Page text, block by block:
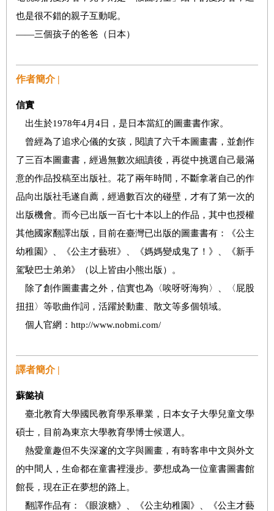
也是很不錯的親子互動呢。
——三個孩子的爸爸（日本）
作者簡介 |
信實
出生於1978年4月4日，是日本當紅的圖畫書作家。
曾經為了追求心儀的女孩，閱讀了六千本圖畫書，並創作
了三百本圖畫書，經過無數次細讀後，再從中挑選自己最滿
意的作品投稿至出版社。花了兩年時間，不斷拿著自己的作
品向出版社毛遂自薦，經過數百次的碰壁，才有了第一次的
出版機會。而今已出版一百七十本以上的作品，其中也授權
其他國家翻譯出版，目前在臺灣已出版的圖畫書有：《公主
幼稚園》、《公主才藝班》、《媽媽變成鬼了！》、《新手
駕駛巴士弟弟》（以上皆由小熊出版）。
除了創作圖畫書之外，信實也為〈唉呀呀海狗〉、〈屁股
扭扭〉等歌曲作詞，活躍於動畫、散文等多個領域。
個人官網：http://www.nobmi.com/
譯者簡介 |
蘇懿禎
臺北教育大學國民教育學系畢業，日本女子大學兒童文學
碩士，目前為東京大學教育學博士候選人。
熱愛童趣但不失深邃的文字與圖畫，有時客串中文與外文
的中間人，生命都在童書裡漫步。夢想成為一位童書圖書館
館長，現在正在夢想的路上。
翻譯作品有：《眼淚糖》、《公主幼稚園》、《公主才藝